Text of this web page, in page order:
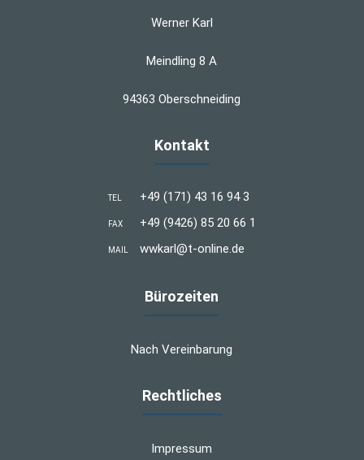
Werner Karl
Meindling 8 A
94363 Oberschneiding
Kontakt
TEL +49 (171) 43 16 94 3
FAX +49 (9426) 85 20 66 1
MAIL wwkarl@t-online.de
Bürozeiten
Nach Vereinbarung
Rechtliches
Impressum